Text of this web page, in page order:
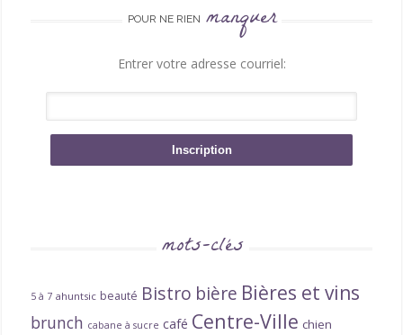
POUR NE RIEN manquer
Entrer votre adresse courriel:
mots-clés
5 à 7 ahuntsic beauté Bistro bière Bières et vins
brunch cabane à sucre café Centre-Ville chien